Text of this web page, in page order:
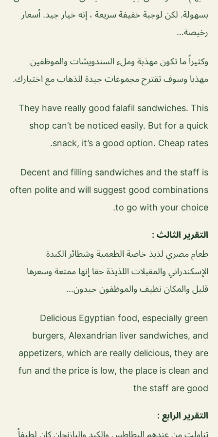
بسهولة. لكن لوجبة خفيفة سريعة ، إنه خيار جيد. أسعار
رخيصة…
وكثيراً ما تكون مهذبة وملء السندويشات والموظفين
مهذبا وسوف تقترح مجموعات جيدة للذهاب مع اختيارك.
They have really good falafil sandwiches. This
shop can’t be noticed easily. But for a quick
snack, it’s a good option. Cheap rates.
Decent and filling sandwiches and the staff is
often polite and will suggest good combinations
to go with your choice.
التقرير الثالث :
طعام مصري لذيذ خاصة الطعمية وشطائر الكبدة
الإسكندراني والمقبلات اللذيذة حقا إنها ممتعة وسعرها
قليل والمكان نظيف والموظفون جيدون…
Delicious Egyptian food, especially green
burgers, Alexandrian liver sandwiches, and
appetizers, which are really delicious, they are
fun and the price is low, the place is clean and
the staff are good
التقرير الرابع :
تناولت من عندهم البطاطس والكبد والبازنجان كان لطيفاً